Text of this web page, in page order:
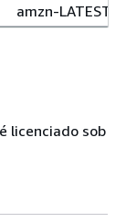
amzn-
licenciado sob